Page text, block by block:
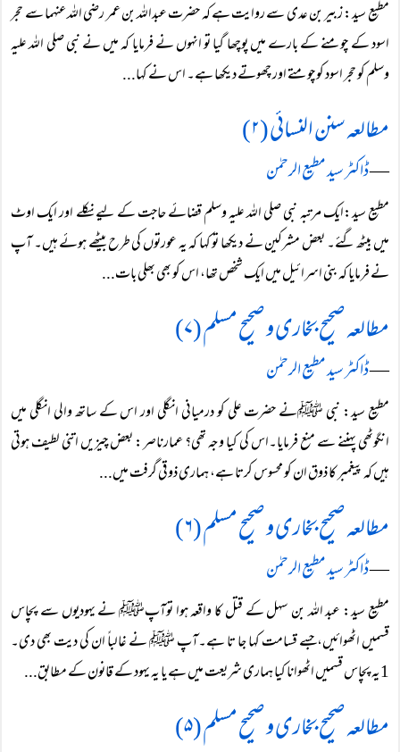
مطیع سید: زبیر بن عدی سے روایت ہے کہ حضرت عبداللہ بن عمر رضی اللہ عنہما سے حجر
اسود کے چومنے کے بارے میں پوچھا گیا تو انہوں نے فرمایا کہ میں نے نبی صلی اللہ علیہ
وسلم کو حجر اسود کو چومتے اور چھوتے دیکھا ہے۔ اس نے کہا...
مطالعہ سنن النسائی (۲)
―ڈاکٹر سید مطیع الرحمٰن
مطیع سید:ایک مرتبہ نبی صلی اللہ علیہ وسلم قضائے حاجت کے لیے نکلے اور ایک اوٹ
میں بیٹھ گئے۔ بعض مشرکین نے دیکھا تو کہا کہ یہ عورتوں کی طرح بیٹھے ہوئے ہیں۔ آپ
نے فرمایا کہ بنی اسرائیل میں ایک شخص تھا، اس کو بھی بھلی بات...
مطالعہ صحیح بخاری و صحیح مسلم (۷)
―ڈاکٹر سید مطیع الرحمٰن
مطیع سید: نبی ﷺنے حضرت علی کو درمیانی انگلی اور اس کے ساتھ والی انگلی میں
انگوٹھی پہننے سے منع فرمایا۔اس کی کیا وجہ تھی؟ عمارناصر: بعض چیزیں اتنی لطیف ہوتی
ہیں کہ پیغمبر کا ذوق ان کو محسوس کرتا ہے، ہماری ذوقی گرفت میں...
مطالعہ صحیح بخاری و صحیح مسلم (۶)
―ڈاکٹر سید مطیع الرحمٰن
مطیع سید: عبد اللہ بن سہل کے قتل کا واقعہ ہوا توآپﷺ نے یہودیوں سے پچاس
قسمیں اٹھوائیں،جسے قسامت کہا جا تا ہے۔آپ ﷺ نے غالباً‌ ان کی دیت بھی دی۔
1یہ پچاس قسمیں اٹھوانا کیا ہماری شریعت میں ہے یا یہ یہود کے قانون کے مطابق...
مطالعہ صحیح بخاری و صحیح مسلم (۵)